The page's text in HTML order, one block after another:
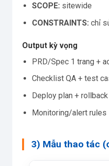
SCOPE: sitewide
CONSTRAINTS: chỉ
Output kỳ vọng
PRD/Spec 1 trang +
Checklist QA + test
Deploy plan +
Monitoring/alert rules
3) Mẫu thao tác